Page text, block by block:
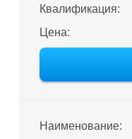
Квалификация:
Цена:
Наименование: